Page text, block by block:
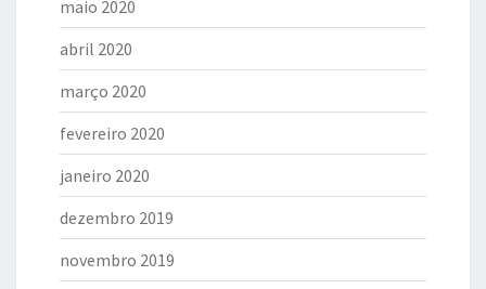
maio 2020
abril 2020
março 2020
fevereiro 2020
janeiro 2020
dezembro 2019
novembro 2019